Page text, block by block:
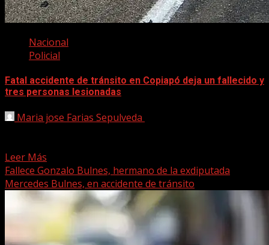
Nacional
Policial
Fatal accidente de tránsito en Copiapó deja un fallecido y
tres personas lesionadas
Maria jose Farias Sepulveda
Leer Más
Fallece Gonzalo Bulnes, hermano de la exdiputada
Mercedes Bulnes, en accidente de tránsito